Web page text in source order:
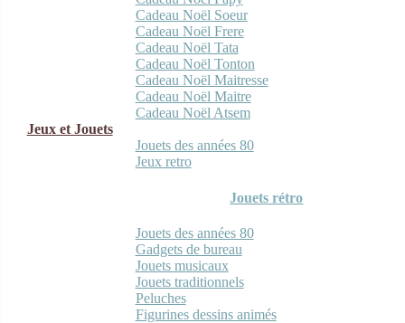
Cadeau Noël Soeur
Cadeau Noël Frere
Cadeau Noël Tata
Cadeau Noël Tonton
Cadeau Noël Maitresse
Cadeau Noël Maitre
Cadeau Noël Atsem
Jeux et Jouets
Jouets des années 80
Jeux retro
Jouets rétro
Jouets des années 80
Gadgets de bureau
Jouets musicaux
Jouets traditionnels
Peluches
Figurines dessins animés